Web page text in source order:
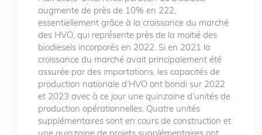
augmente de près de 10% en 222,
essentiellement grâce à la croissance du marché
des HVO, qui représente près de la moitié des
biodiesels incorporés en 2022. Si en 2021 la
croissance du marché avait principalement été
assurée par des importations, les capacités de
production nationale d’HVO ont bondi sur 2022
et 2023 avec à ce jour une quinzaine d’unités de
production opérationnelles. Quatre unités
supplémentaires sont en cours de construction et
une quinzaine de projets supplémentaires ont